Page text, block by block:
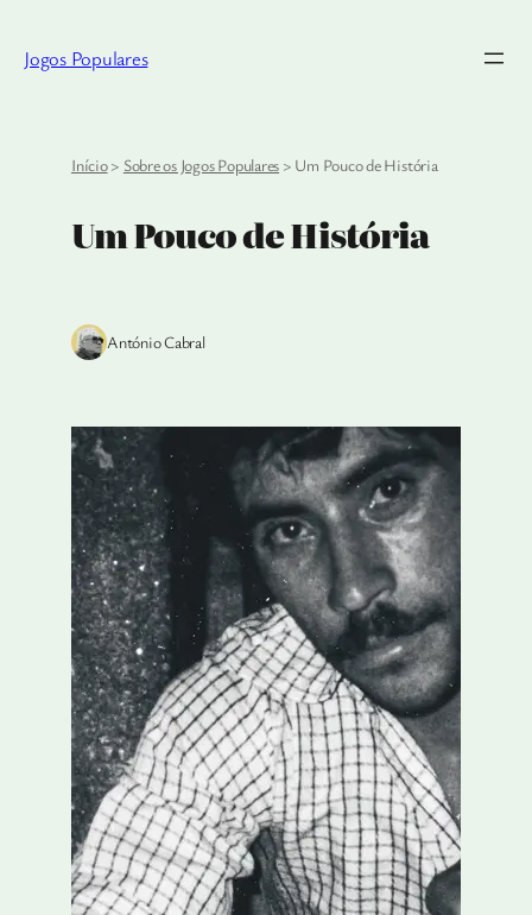
Jogos Populares
Início> Sobre os Jogos Populares > Um Pouco de História
Um Pouco de História
António Cabral